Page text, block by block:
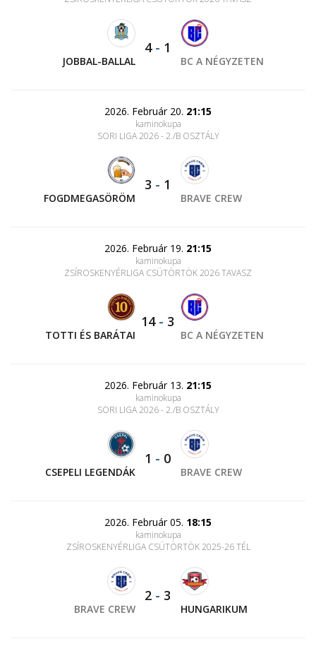
JOBBAL-BALLAL
4- 1
BC A NÉGYZETEN
2026. Február 20. 21:15
kaminokupa
SORI LIGA 2026 - 2./B OSZTÁLY
FOGDMEGASÖRÖM
3 - 1
BRAVE CREW
2026. Február 19. 21:15
kaminokupa
ZSÍROSKENYÉRLIGA CSÜTÖRTÖK 2026 TAVASZ
TOTTI ÉS BARÁTAI
14- 3
BC A NÉGYZETEN
2026. Február 13. 21:15
kaminokupa
SORI LIGA 2026 - 2./B OSZTÁLY
CSEPELI LEGENDÁK
1 - 0
BRAVE CREW
2026. Február 05. 18:15
kaminokupa
ZSÍROSKENYÉRLIGA CSÜTÖRTÖK 2025-26 TÉL
BRAVE CREW
2 - 3
HUNGARIKUM